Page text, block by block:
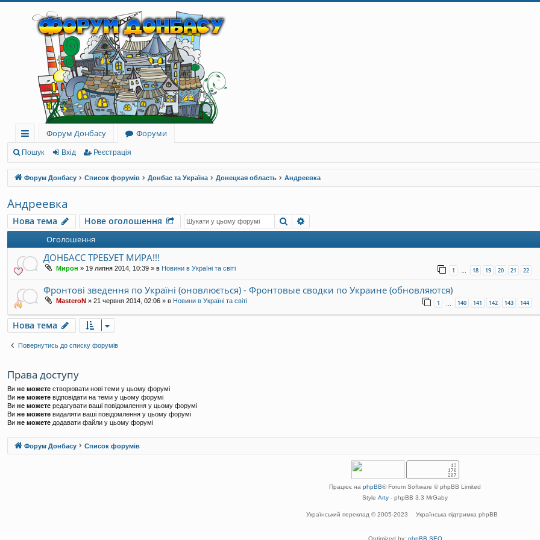
ви
дк
и
й
до
ст
уп
Форум Донбасу
Форуми
Пошук Вхід Реєстрація
Форум Донбасу Список форумів Донбас та Україна Донецкая область Андреевка
Андреевка
Нова тема Нове оголошення Пошук
Оголошення
ДОНБАСС ТРЕБУЕТ МИРА!!!
Мирон » 19 липня 2014, 10:39 » в Новини в Україні та світі 1 … 18 19 20 21 22
Фронтові зведення по Україні (оновлюється) - Фронтовые сводки по Украине (обновляются)
MasteroN » 21 червня 2014, 02:06 » в Новини в Україні та світі 1 … 140 141 142 143 144
Нова тема
Повернутись до списку форумів
Права доступу
Ви не можете створювати нові теми у цьому форумі
Ви не можете відповідати на теми у цьому форумі
Ви не можете редагувати ваші повідомлення у цьому форумі
Ви не можете видаляти ваші повідомлення у цьому форумі
Ви не можете додавати файли у цьому форумі
Форум Донбасу Список форумів
Працює на phpBB® Forum Software © phpBB Limited
Style Arty - phpBB 3.3 MrGaby
Український переклад © 2005-2023 Українська підтримка phpBB
Optimized by: phpBB SEO